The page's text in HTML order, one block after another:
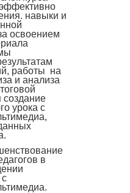
навыки и
освоением
работы на
и анализа
создание
урока с
в